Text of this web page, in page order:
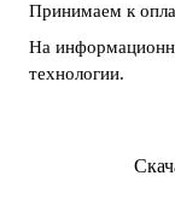
Принимаем к
На
технологии.